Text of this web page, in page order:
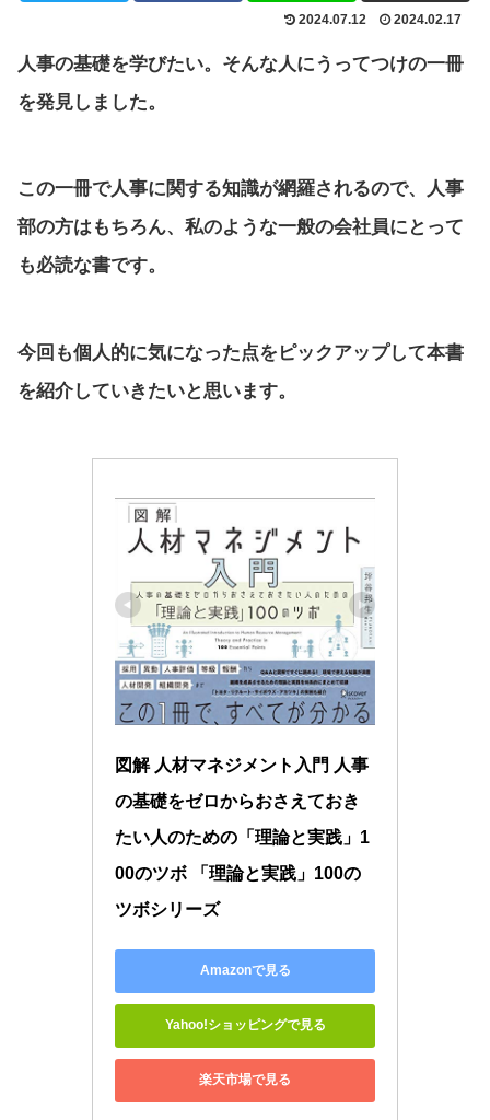
2024.07.12
2024.02.17
人事の基礎を学びたい。そんな人にうってつけの一冊
を発見しました。
この一冊で人事に関する知識が網羅されるので、人事
部の方はもちろん、私のような一般の会社員にとって
も必読な書です。
今回も個人的に気になった点をピックアップして本書
を紹介していきたいと思います。
図解 人材マネジメント入門 人事
の基礎をゼロからおさえておき
たい人のための「理論と実践」1
00のツボ 「理論と実践」100の
ツボシリーズ
Amazonで見る
Yahoo!ショッピングで見る
楽天市場で見る